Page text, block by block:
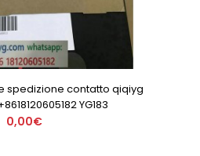
spedizione contatto qiqiyg
YG183
0,00€